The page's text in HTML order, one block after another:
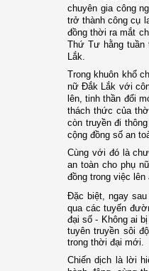
chuyên gia công
trở thành công cụ
đồng thời ra mắt
Thứ Tư hằng tuần
Lắk
Trong khuôn khổ
nữ Đắk Lắk với
lên, tinh thần đổi
thách thức của
còn truyền đi
cộng đồng số an
Cùng với đó là
an toàn cho phụ
đồng trong việc
Đặc biệt, ngay
qua các tuyến
đại số - Không ai
tuyên truyền sôi
trong thời đại mới.
Chiến dịch là lời